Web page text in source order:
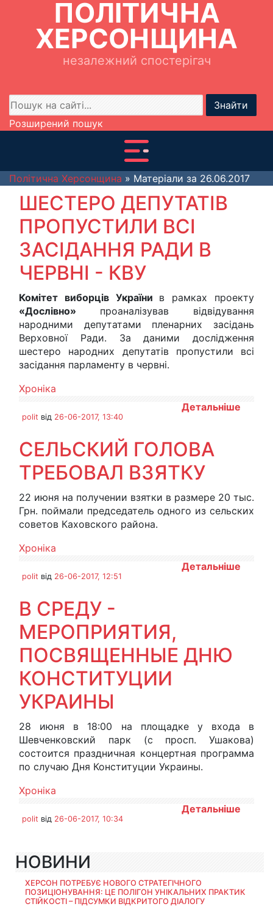
ПОЛІТИЧНА
ХЕРСОНЩИНА
незалежний спостерігач
Знайти
Розширений пошук
Політична Херсонщина » Матеріали за 26.06.2017
ШЕСТЕРО ДЕПУТАТІВ
ПРОПУСТИЛИ ВСІ
ЗАСІДАННЯ РАДИ В
ЧЕРВНІ - КВУ
Комітет виборців України в рамках проекту
«Дослівно» проаналізував відвідування
народними депутатами пленарних засідань
Верховної Ради. За даними дослідження
шестеро народних депутатів пропустили всі
засідання парламенту в червні.
Хроніка
Детальніше
polit від 26-06-2017, 13:40
СЕЛЬСКИЙ ГОЛОВА
ТРЕБОВАЛ ВЗЯТКУ
22 июня на получении взятки в размере 20 тыс.
Грн. поймали председатель одного из сельских
советов Каховского района.
Хроніка
Детальніше
polit від 26-06-2017, 12:51
В СРЕДУ -
МЕРОПРИЯТИЯ,
ПОСВЯЩЕННЫЕ ДНЮ
КОНСТИТУЦИИ
УКРАИНЫ
28 июня в 18:00 на площадке у входа в
Шевченковский парк (с просп. Ушакова)
состоится праздничная концертная программа
по случаю Дня Конституции Украины.
Хроніка
Детальніше
polit від 26-06-2017, 10:34
НОВИНИ
ХЕРСОН ПОТРЕБУЄ НОВОГО СТРАТЕГІЧНОГО
ПОЗИЦІОНУВАННЯ: ЦЕ ПОЛІГОН УНІКАЛЬНИХ ПРАКТИК
СТІЙКОСТІ – ПІДСУМКИ ВІДКРИТОГО ДІАЛОГУ